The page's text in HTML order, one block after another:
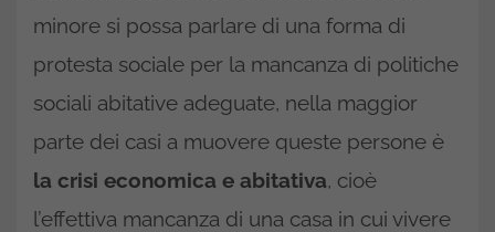
minore si possa parlare di una forma di
protesta sociale per la mancanza di politiche
sociali abitative adeguate, nella maggior
parte dei casi a muovere queste persone è
la crisi economica e abitativa, cioè
l’effettiva mancanza di una casa in cui vivere